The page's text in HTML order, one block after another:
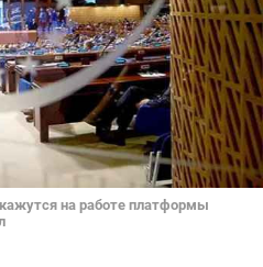
на работе платформы